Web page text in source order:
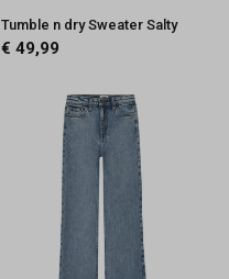
Tumble n dry Sweater Salty
€ 49,99